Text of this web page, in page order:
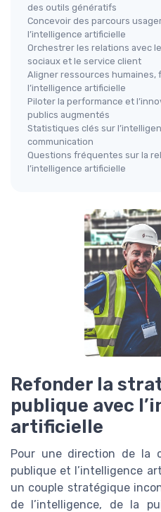
des outils génératifs
Concevoir des parcours
l’intelligence artificielle
Orchestrer les relations avec
sociaux et le service client
Aligner ressources humaines,
l’intelligence artificielle
Piloter la performance et
publics augmentés
Statistiques clés sur
communication
Questions fréquentes sur la
l’intelligence artificielle
Refonder la
publique avec
artificielle
Pour une direction de la
publique et l’intelligence
un couple stratégique
de l’intelligence, de la